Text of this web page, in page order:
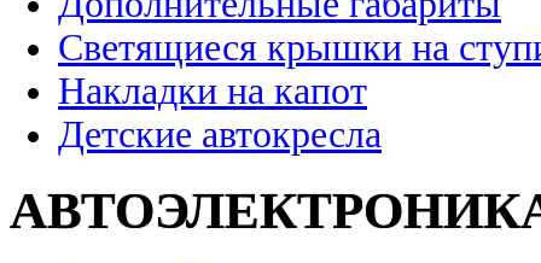
Светящиеся крышки на
Накладки на капот
Детские автокресла